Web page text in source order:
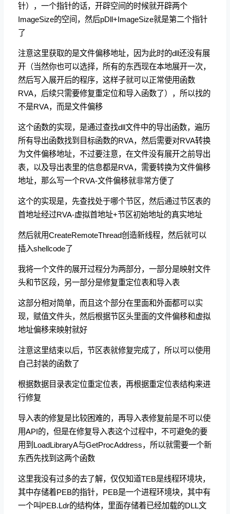
针），一个指针的话，开辟空间的时候就开辟两个
ImageSize的空间，然后pDll+ImageSize就是第二个指针
了
注意这里获取的是文件偏移地址，因为此时的dll还没有展
开（当然你也可以选择，所有的东西现在本地展开一次，
然后写入展开后的程序，这样子就可以正常使用函数
RVA，后续只需要修复重定位和导入函数了），所以找的
不是RVA，而是文件偏移
这个函数的实现，是通过查找dll文件中的导出函数，遍历
所有导出函数找到目标函数的RVA，然后需要对RVA转换
为文件偏移地址，不过要注意，在文件没有展开之前导出
表，以及导出表里的信息都是RVA，需要转换为文件偏移
地址，那么写一个RVA-文件偏移就非常方便了
这个的实现是，先查找处于哪个节区，然后通过节区表的
首地址经过RVA-虚拟首地址+节区初始地址的真实地址
然后就用CreateRemoteThread创造新线程，然后就可以
插入shellcode了
我将一个文件的展开过程分为两部分，一部分是映射文件
头和节区段，另一部分是修复重定位表和导入表
这部分相对简单，而且这个部分在里面和外面都可以实
现，赋值文件头，然后根据节区头里面的文件偏移和虚拟
地址偏移来映射就好
注意这里结束以后，节区表就修复完成了，所以可以使用
自己封装的函数了
根据数据目录表定位重定位表，再根据重定位表结构来进
行修复
导入表的修复是比较困难的，再导入表修复前是不可以使
用API的，但是在修复导入表这个过程中，不可避免的要
用到LoadLibraryA与GetProcAddress，所以就需要一个新
东西先找到这两个函数
这里我没有过多的去了解，仅仅知道TEB是线程环境块，
其中存储着PEB的指针，PEB是一个进程环境块，其中有
一个叫PEB.Ldr的结构体，里面存储着已经加载的DLL文